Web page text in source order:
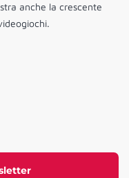
anche la crescente